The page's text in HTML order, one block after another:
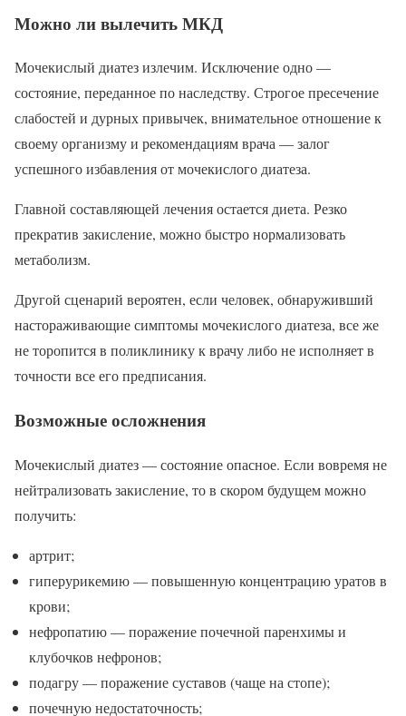
Можно ли вылечить МКД
Мочекислый диатез излечим. Исключение одно —
состояние, переданное по наследству. Строгое пресечение
слабостей и дурных привычек, внимательное отношение к
своему организму и рекомендациям врача — залог
успешного избавления от мочекислого диатеза.
Главной составляющей лечения остается диета. Резко
прекратив закисление, можно быстро нормализовать
метаболизм.
Другой сценарий вероятен, если человек, обнаруживший
настораживающие симптомы мочекислого диатеза, все же
не торопится в поликлинику к врачу либо не исполняет в
точности все его предписания.
Возможные осложнения
Мочекислый диатез — состояние опасное. Если вовремя не
нейтрализовать закисление, то в скором будущем можно
получить:
артрит;
гиперурикемию — повышенную концентрацию уратов в
крови;
нефропатию — поражение почечной паренхимы и
клубочков нефронов;
подагру — поражение суставов (чаще на стопе);
почечную недостаточность;